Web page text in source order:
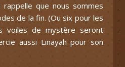
rappelle que nous sommes
de la fin. (Ou six pour les
voiles de mystère seront
aussi Linayah pour son